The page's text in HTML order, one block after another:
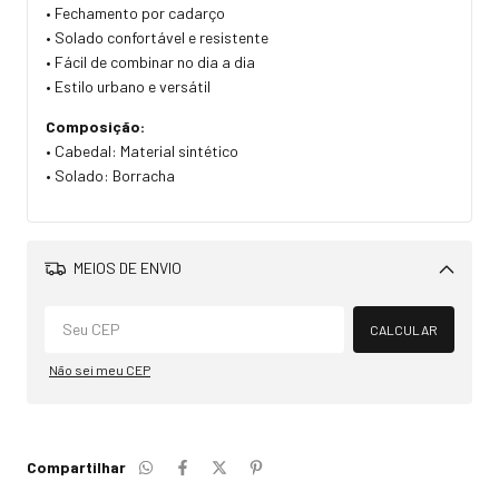
• Fechamento por cadarço
• Solado confortável e resistente
• Fácil de combinar no dia a dia
• Estilo urbano e versátil
Composição:
• Cabedal: Material sintético
• Solado: Borracha
MEIOS DE ENVIO
Alterar CEP
CALCULAR
Não sei meu CEP
Compartilhar